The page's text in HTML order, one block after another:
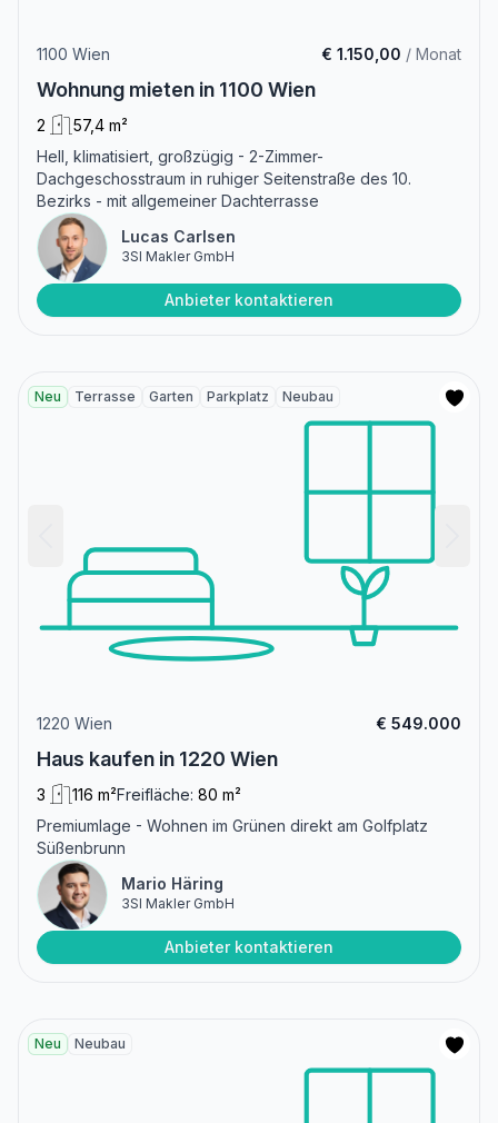
1100 Wien € 1.150,00 / Monat
Wohnung mieten in 1100 Wien
2
57,4 m²
Hell, klimatisiert, großzügig - 2-Zimmer-
Dachgeschosstraum in ruhiger Seitenstraße des 10.
Bezirks - mit allgemeiner Dachterrasse
Lucas Carlsen
3SI Makler GmbH
Anbieter kontaktieren
Neu Terrasse Garten Parkplatz Neubau
1220 Wien € 549.000
Haus kaufen in 1220 Wien
3 116 m²Freifläche: 80 m²
Premiumlage - Wohnen im Grünen direkt am Golfplatz
Süßenbrunn
Mario Häring
3SI Makler GmbH
Anbieter kontaktieren
Neu Neubau